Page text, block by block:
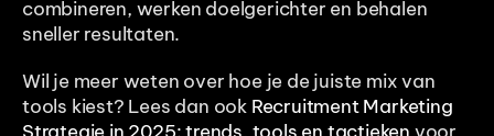
combineren, werken doelgerichter en behalen
sneller resultaten.
Wil je meer weten over hoe je de juiste mix van
tools kiest? Lees dan ook Recruitment Marketing